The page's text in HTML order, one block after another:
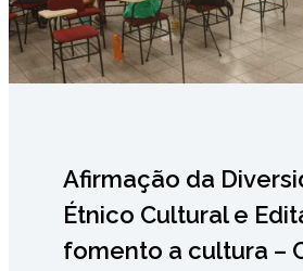
Afirmação da
Étnico Cultural e
fomento a cultura –